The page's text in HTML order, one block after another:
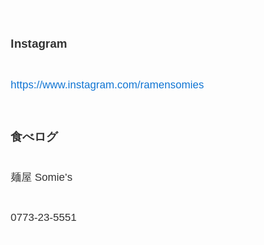
Instagram
https://www.instagram.com/ramensomies
食べログ
麺屋 Somie’s
0773-23-5551